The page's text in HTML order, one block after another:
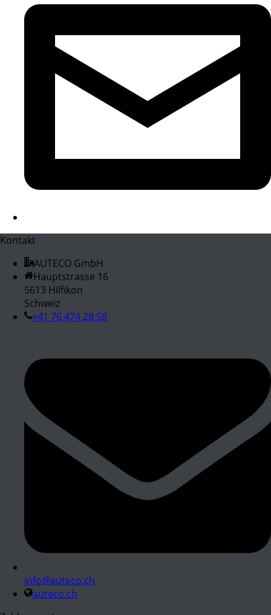
Kontakt
AUTECO GmbH
Hauptstrasse 16
5613 Hilfikon
Schweiz
+41 76 474 28 58
info@auteco.ch
auteco.ch